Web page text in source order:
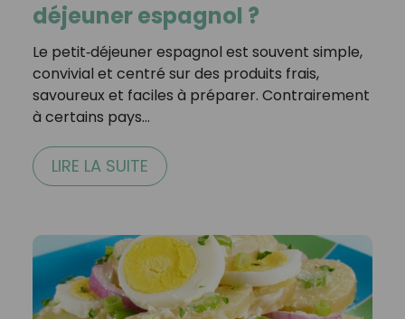
déjeuner espagnol ?
Le petit‑déjeuner espagnol est souvent simple,
convivial et centré sur des produits frais,
savoureux et faciles à préparer. Contrairement
à certains pays…
LIRE LA SUITE